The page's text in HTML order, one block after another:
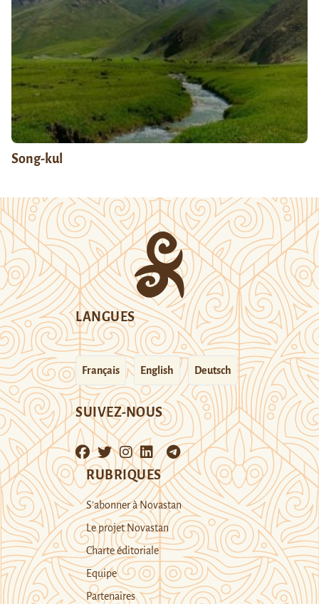
Song-kul
LANGUES
Français English Deutsch
SUIVEZ-NOUS
RUBRIQUES
S’abonner à Novastan
Le projet Novastan
Charte éditoriale
Equipe
Partenaires